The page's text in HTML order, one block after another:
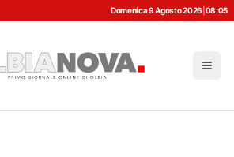
Domenica 9 Agosto 2026 08:05